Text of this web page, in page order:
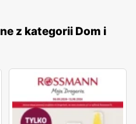
narzędzia, produkty
Tak szeroki
jest miejscem, gdzie można
rzeczy w jednym
na nowości i regularnie
produkty, odpowiadając
z kategorii Dom i